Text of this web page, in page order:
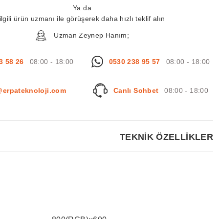
Ya da
ilgili ürün uzmanı ile görüşerek daha hızlı teklif alın
Uzman Zeynep Hanım;
58 26 08:00 - 18:00 0530 238 95 57 08:00 - 18:00
Canlı Sohbet 08:00 - 18:00
TEKNİK ÖZELLİKLER